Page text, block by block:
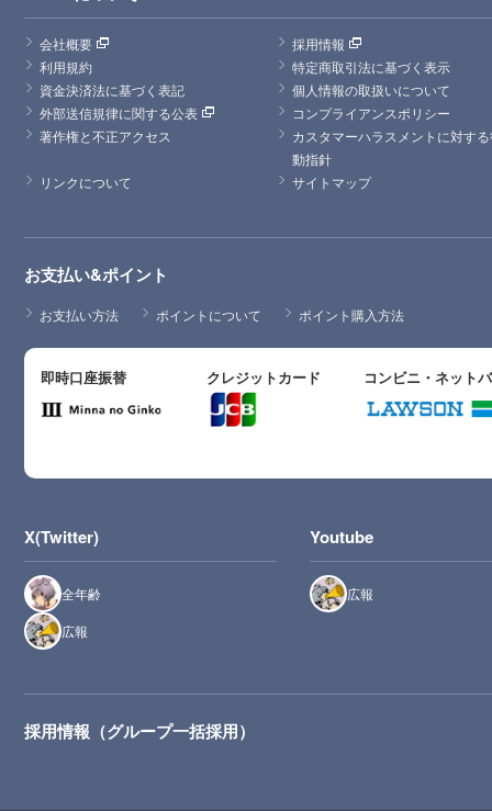
会社概要
採用情報
利用規約
特定商取引法に基づく表示
資金決済法に基づく表記
個人情報の取扱いについて
外部送信規律に関する公表
コンプライアンスポリシー
著作権と不正アクセス
カスタマーハラスメントに対す
動指針
リンクについて
サイトマップ
お支払い&ポイント
お支払い方法 ポイントについて ポイント購入方法
即時口座振替 クレジットカード コンビニ・ネット
X(Twitter)
全年齢
広報
Youtube
広報
採用情報（グループ一括採用）